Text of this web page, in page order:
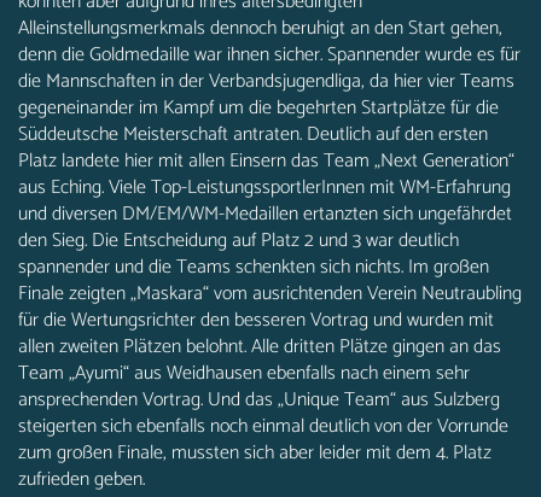
Alleinstellungsmerkmals dennoch beruhigt an den Start gehen,
denn die Goldmedaille war ihnen sicher. Spannender wurde es für
die Mannschaften in der Verbandsjugendliga, da hier vier Teams
gegeneinander im Kampf um die begehrten Startplätze für die
Süddeutsche Meisterschaft antraten. Deutlich auf den ersten
Platz landete hier mit allen Einsern das Team „Next Generation“
aus Eching. Viele Top-LeistungssportlerInnen mit WM-Erfahrung
und diversen DM/EM/WM-Medaillen ertanzten sich ungefährdet
den Sieg. Die Entscheidung auf Platz 2 und 3 war deutlich
spannender und die Teams schenkten sich nichts. Im großen
Finale zeigten „Maskara“ vom ausrichtenden Verein Neutraubling
für die Wertungsrichter den besseren Vortrag und wurden mit
allen zweiten Plätzen belohnt. Alle dritten Plätze gingen an das
Team „Ayumi“ aus Weidhausen ebenfalls nach einem sehr
ansprechenden Vortrag. Und das „Unique Team“ aus Sulzberg
steigerten sich ebenfalls noch einmal deutlich von der Vorrunde
zum großen Finale, mussten sich aber leider mit dem 4. Platz
zufrieden geben.